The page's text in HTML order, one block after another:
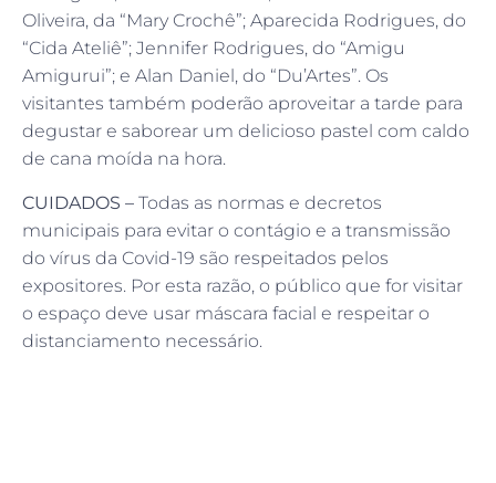
Oliveira, da “Mary Crochê”; Aparecida Rodrigues, do
“Cida Ateliê”; Jennifer Rodrigues, do “Amigu
Amigurui”; e Alan Daniel, do “Du’Artes”. Os
visitantes também poderão aproveitar a tarde para
degustar e saborear um delicioso pastel com caldo
de cana moída na hora.
CUIDADOS – Todas as normas e decretos
municipais para evitar o contágio e a transmissão
do vírus da Covid-19 são respeitados pelos
expositores. Por esta razão, o público que for visitar
o espaço deve usar máscara facial e respeitar o
distanciamento necessário.